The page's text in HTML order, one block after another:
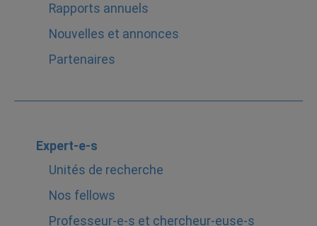
Rapports annuels
Nouvelles et annonces
Partenaires
Expert-e-s
Unités de recherche
Nos fellows
Professeur-e-s et chercheur-euse-s